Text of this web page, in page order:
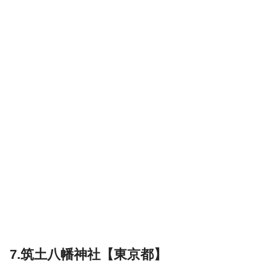
7.筑土八幡神社【東京都】